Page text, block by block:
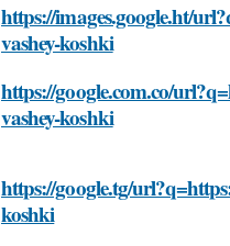
https://images.google.ht/
vashey-koshki
https://google.com.co/
vashey-koshki
https://google.tg/
koshki